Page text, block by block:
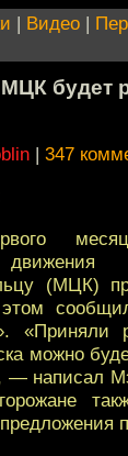
| Видео |
будет
| 347
(МЦК)
можно
— написал